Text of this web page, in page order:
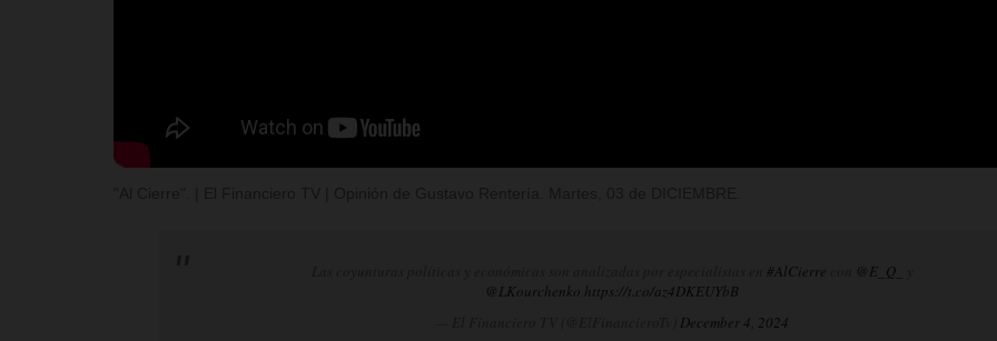
#AlCierre @E_Q_
@LKourchenko https://t.co/az4DKEUYbB
December 4, 2024